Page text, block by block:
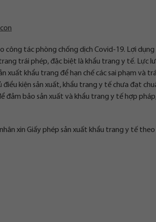
công tác phòng chống dịch Covid-19. Lợi
trái phép, đặc biệt là khẩu trang y tế. Lực
xuất khẩu trang để hạn chế các sai phạm và
kiện sản xuất, khẩu trang y tế chưa đạt
đảm bảo sản xuất và khẩu trang y tế hợp
xin Giấy phép sản xuất khẩu trang y tế